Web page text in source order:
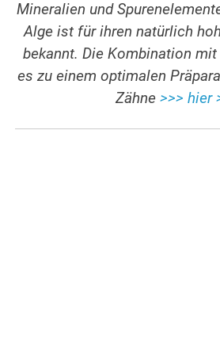
Mineralien und
Alge ist für ihren natürlich
bekannt. Die Kombination
es zu einem optimalen
Zähne >>> hier